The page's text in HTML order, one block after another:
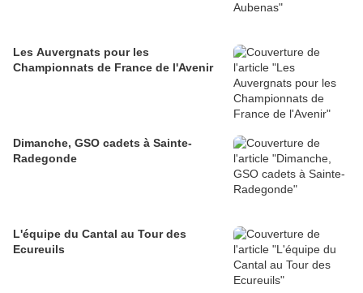
Les Auvergnats pour les
Championnats de France de l'Avenir
Dimanche, GSO cadets à Sainte-
Radegonde
L'équipe du Cantal au Tour des
Ecureuils